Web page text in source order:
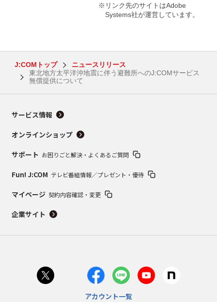
※リンク先のサイトはAdobe
Systems社が運営しています。
J:COMトップ
ニュースリリース
東北地方太平洋沖地震に伴う避難所へのJ:COMサービス
無償提供について
サービス情報
オンラインショップ
サポート お困りごと解決・よくあるご質問
Fun! J:COM テレビ番組情報／プレゼント・優待
マイページ 契約内容確認・変更
企業サイト
アカウント一覧